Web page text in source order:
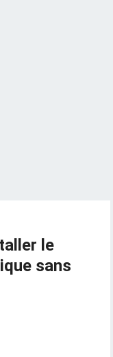
le
sans